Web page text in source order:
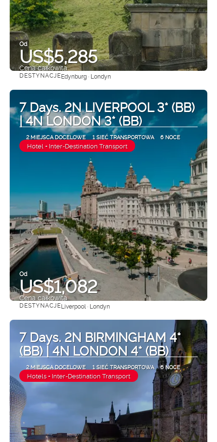
Od
US$5,285
Cena całkowita
Zobacz
DESTYNACJEEdynburg · Londyn
7 Days. 2N LIVERPOOL 3* (BB)
| 4N LONDON 3* (BB)
2 MIEJSCA DOCELOWE 1 SIEĆ TRANSPORTOWA 6 NOCE
Hotel + Inter-Destination Transport
Od
US$1,082
Cena całkowita
Zobacz
DESTYNACJELiverpool · Londyn
7 Days. 2N BIRMINGHAM 4*
(BB) | 4N LONDON 4* (BB)
2 MIEJSCA DOCELOWE 1 SIEĆ TRANSPORTOWA 6 NOCE
Hotels + Inter-Destination Transport